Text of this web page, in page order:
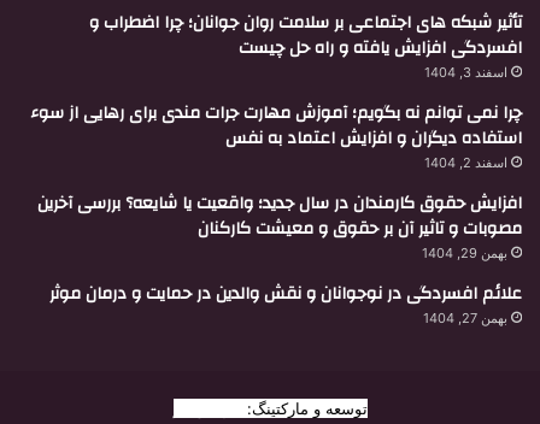
تأثیر شبکه های اجتماعی بر سلامت روان جوانان؛ چرا اضطراب و
افسردگی افزایش یافته و راه حل چیست
اسفند 3, 1404
چرا نمی توانم نه بگویم؛ آموزش مهارت جرات مندی برای رهایی از سوء
استفاده دیگران و افزایش اعتماد به نفس
اسفند 2, 1404
افزایش حقوق کارمندان در سال جدید؛ واقعیت یا شایعه؟ بررسی آخرین
مصوبات و تاثیر آن بر حقوق و معیشت کارکنان
بهمن 29, 1404
علائم افسردگی در نوجوانان و نقش والدین در حمایت و درمان موثر
بهمن 27, 1404
توسعه و مارکتینگ: